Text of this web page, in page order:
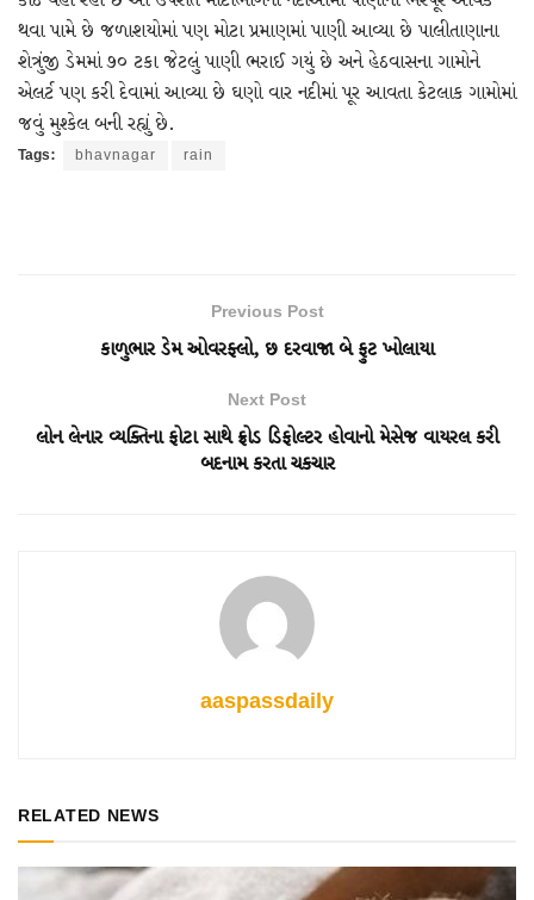
થવા પામે છે જળાશયોમાં પણ મોટા પ્રમાણમાં પાણી આવ્યા છે પાલીતાણાના
શેત્રુંજી ડેમમાં ૭૦ ટકા જેટલું પાણી ભરાઈ ગયું છે અને હેઠવાસના ગામોને
એલર્ટ પણ કરી દેવામાં આવ્યા છે ઘણો વાર નદીમાં પૂર આવતા કેટલાક ગામોમાં
જવું મુશ્કેલ બની રહ્યું છે.
Tags: bhavnagar rain
Previous Post
કાળુભાર ડેમ ઓવરફ્લો, છ દરવાજા બે ફુટ ખોલાયા
Next Post
લોન લેનાર વ્યક્તિના ફોટા સાથે ફ્રોડ ડિફોલ્ટર હોવાનો મેસેજ વાયરલ કરી
બદનામ કરતા ચકચાર
aaspassdaily
RELATED NEWS